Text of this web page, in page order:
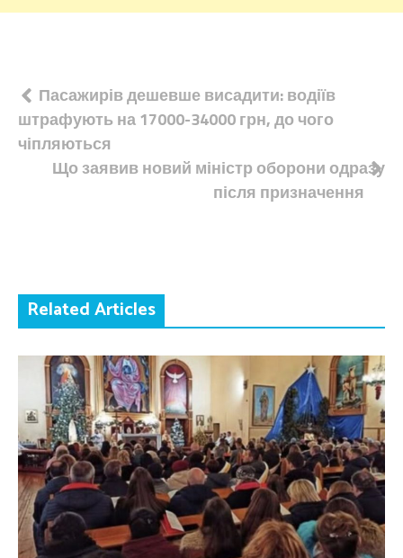
Навігація
записів
Пасажирів дешевше висадити: водіїв
штрафують на 17000-34000 грн, до чого
чіпляються
Що заявив новий міністр оборони одразу
після призначення
Related Articles